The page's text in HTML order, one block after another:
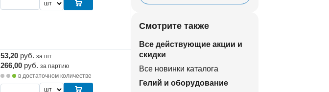
53,20 руб. за шт
266,00 руб. за партию
в достаточном количестве
Смотрите также
Все действующие акции и
скидки
Все новинки каталога
Гелий и оборудование